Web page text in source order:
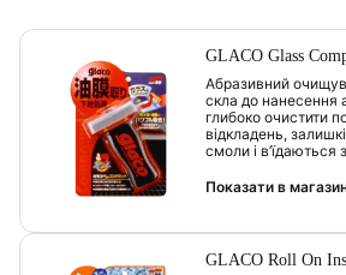
GLACO Glass
Абразивний
скла до нанесення
глибоко очистити
відкладень,
смоли і в’їдаються
Показати в
GLACO Roll On